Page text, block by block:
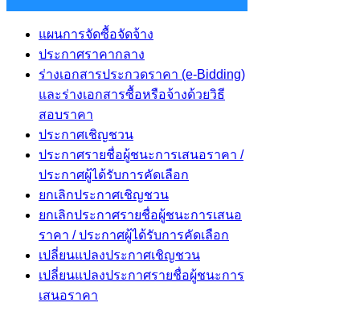
แผนการจัดซื้อจัดจ้าง
ประกาศราคากลาง
ร่างเอกสารประกวดราคา (e-Bidding)
และร่างเอกสารซื้อหรือจ้างด้วยวิธี
สอบราคา
ประกาศเชิญชวน
ประกาศรายชื่อผู้ชนะการเสนอราคา /
ประกาศผู้ได้รับการคัดเลือก
ยกเลิกประกาศเชิญชวน
ยกเลิกประกาศรายชื่อผู้ชนะการเสนอ
ราคา / ประกาศผู้ได้รับการคัดเลือก
เปลี่ยนแปลงประกาศเชิญชวน
เปลี่ยนแปลงประกาศรายชื่อผู้ชนะการ
เสนอราคา